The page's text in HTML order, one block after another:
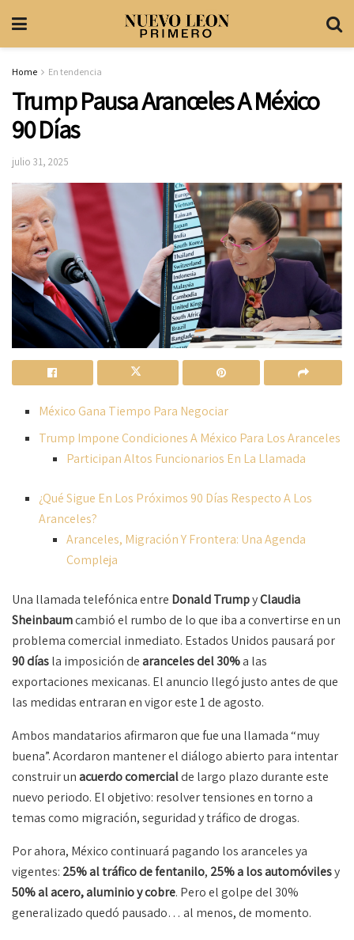
Home En tendencia
Trump Pausa Aranceles A México
90 Días
julio 31, 2025
México Gana Tiempo Para Negociar
Trump Impone Condiciones A México Para Los Aranceles
Participan Altos Funcionarios En La Llamada
¿Qué Sigue En Los Próximos 90 Días Respecto A Los
Aranceles?
Aranceles, Migración Y Frontera: Una Agenda
Compleja
Una llamada telefónica entre Donald TrumpyClaudia
Sheinbaumcambió el rumbo de lo que iba a convertirse en un
problema comercial inmediato. Estados Unidos pausará por
90 díasla imposición dearanceles del 30%a las
exportaciones mexicanas. El anuncio llegó justo antes de que
las medidas entraran en vigor este 1 de agosto.
Ambos mandatarios afirmaron que fue una llamada “muy
buena”. Acordaron mantener el diálogo abierto para intentar
construir unacuerdo comercialde largo plazo durante este
nuevo periodo. El objetivo: resolver tensiones en torno a
temas como migración, seguridad y tráfico de drogas.
Por ahora, México continuará pagando los aranceles ya
vigentes: 25% al tráfico de fentanilo, 25% a los automóvilesy
50% al acero, aluminio y cobre. Pero el golpe del 30%
generalizado quedó pausado… al menos, de momento.